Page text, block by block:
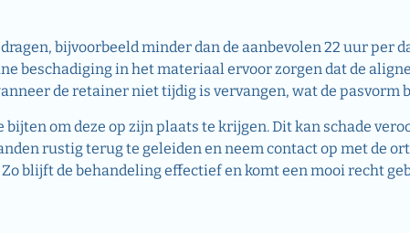
bijvoorbeeld minder dan de aanbevolen 22 uur per
beschadiging in het materiaal ervoor zorgen dat de
de retainer niet tijdig is vervangen, wat de pasvorm
om deze op zijn plaats te krijgen. Dit kan schade
rustig terug te geleiden en neem contact op met de
blijft de behandeling effectief en komt een mooi recht